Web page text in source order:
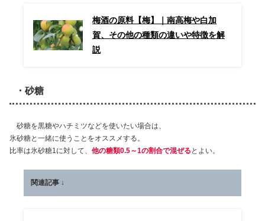
梅酒の原料【梅】｜南高梅や白加
賀、その他の種類の違いや特徴を解
説
・砂糖
砂糖を黒糖やハチミツなどを使いたい場合は、
氷砂糖と一緒に使うことをオススメする。
比率は氷砂糖1に対して、 他の糖類0.5～1の割合で混ぜる とよい。
関連記事 ↓